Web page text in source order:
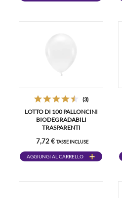
(3)
LOTTO DI 100 PALLONCINI
BIODEGRADABILI
TRASPARENTI
7,72 € TASSE INCLUSE
AGGIUNGI AL CARRELLO